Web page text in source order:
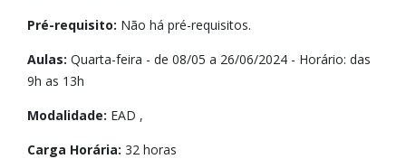
Pré-requisito: Não há pré-requisitos.
Aulas: Quarta-feira - de 08/05 a 26/06/2024 - Horário: das
9h as 13h
Modalidade: EAD ,
Carga Horária: 32 horas